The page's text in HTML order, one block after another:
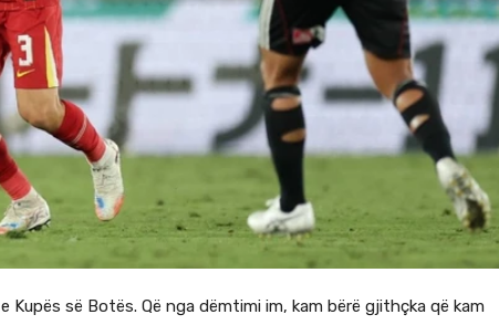
së Botës. Që nga dëmtimi im, kam bërë gjithçka që kam